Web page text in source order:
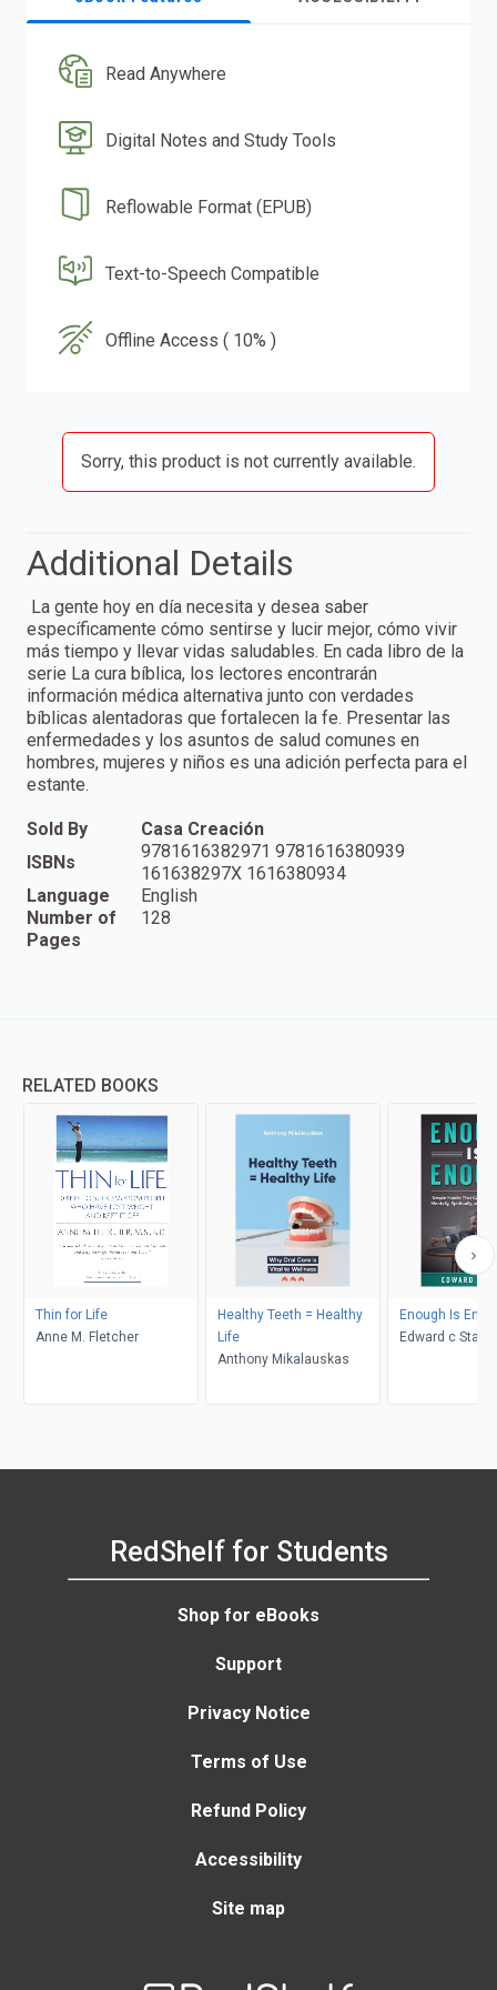
Read Anywhere
Digital Notes and Study Tools
Reflowable Format (EPUB)
Text-to-Speech Compatible
Offline Access ( 10% )
Sorry, this product is not currently available.
Additional Details
La gente hoy en día necesita y desea saber
específicamente cómo sentirse y lucir mejor, cómo vivir
más tiempo y llevar vidas saludables. En cada libro de la
serie La cura bíblica, los lectores encontrarán
información médica alternativa junto con verdades
bíblicas alentadoras que fortalecen la fe. Presentar las
enfermedades y los asuntos de salud comunes en
hombres, mujeres y niños es una adición perfecta para el
estante.
Sold By
Casa Creación
ISBNs
9781616382971 9781616380939
161638297X 1616380934
Language
English
Number of
Pages
128
RELATED BOOKS
Thin for Life
Anne M. Fletcher
Healthy Teeth = Healthy
Life
Anthony Mikalauskas
Enough Is
Edward c
RedShelf for Students
Shop for eBooks
Support
Privacy Notice
Terms of Use
Refund Policy
Accessibility
Site map